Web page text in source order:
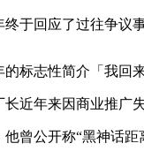
于回应了过往争议
标志性简介「我回
近年来因商业推广
曾公开称“黑神话